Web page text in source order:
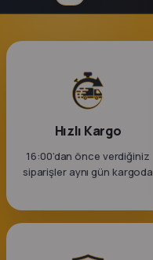
Hızlı Kargo
16:00’dan önce verdiğiniz
siparişler aynı gün kargoda